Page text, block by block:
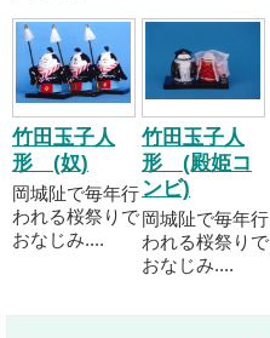
竹田玉子人
形 (奴)
岡城阯で毎年行
われる桜祭りで
おなじみ....
竹田玉子人
形 (殿姫コ
ンビ)
岡城阯で毎年行
われる桜祭りで
おなじみ....